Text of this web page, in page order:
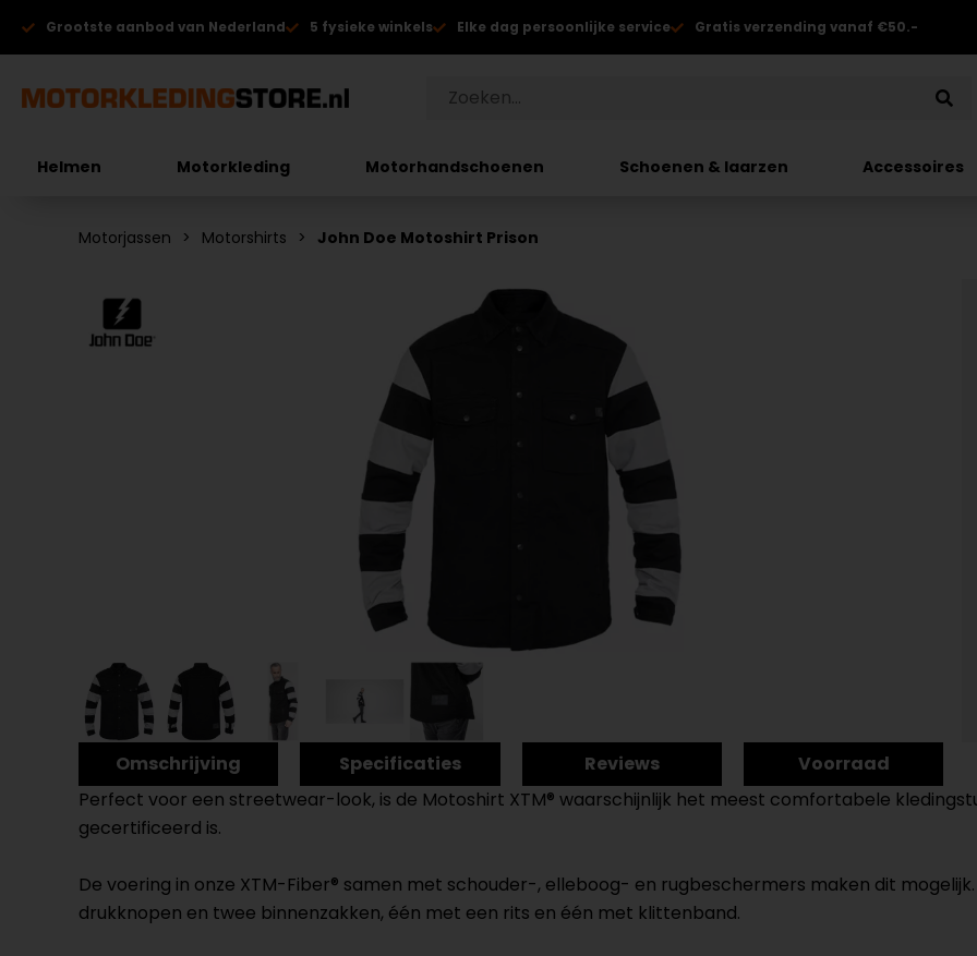
Grootste aanbod van Nederland 5 fysieke winkels Elke dag persoonlijke service Gratis verzending vanaf €50.-
Helmen Motorkleding Motorhandschoenen Schoenen & laarzen Accessoires
Motorjassen Motorshirts John Doe Motoshirt Prison
Omschrijving Specificaties Reviews
Voorraad
Perfect voor een streetwear-look, is de Motoshirt XTM® waarschijnlijk het meest comfortabele
gecertificeerd is.
De voering in onze XTM-Fiber® samen met schouder-, elleboog- en rugbeschermers maken dit
drukknopen en twee binnenzakken, één met een rits en één met klittenband.